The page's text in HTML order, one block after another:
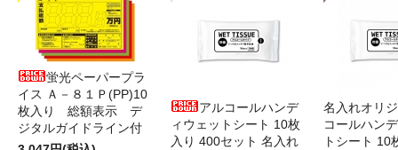
蛍光ペーパープラ
イス Ａ－８１Ｐ(PP)10
枚入り 総額表示 デ
ジタルガイドライン付
アルコールハンデ
ィウェットシート 10枚
入り 400セット 名入れ
名入れオリ
コールハン
トシート 10